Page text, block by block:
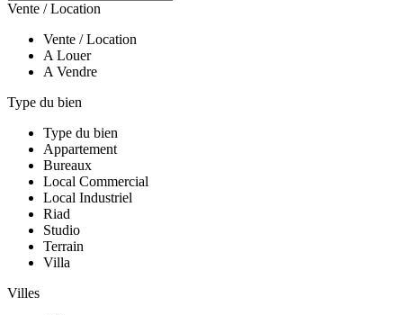
Vente / Location
Vente / Location
A Louer
A Vendre
Type du bien
Type du bien
Appartement
Bureaux
Local Commercial
Local Industriel
Riad
Studio
Terrain
Villa
Villes